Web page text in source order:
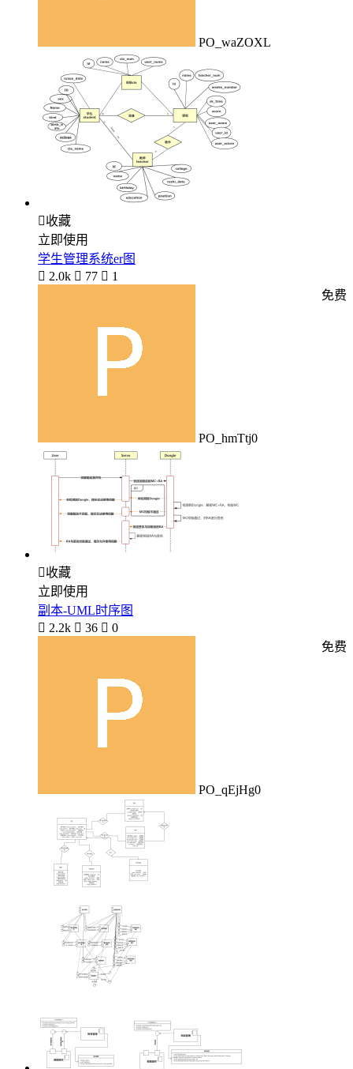
PO_waZOXL
收藏
立即使用
学生管理系统er图
 2.0k  77  1
PO_hmTtj0
免费
收藏
立即使用
副本-UML时序图
 2.2k  36  0
PO_qEjHg0
免费